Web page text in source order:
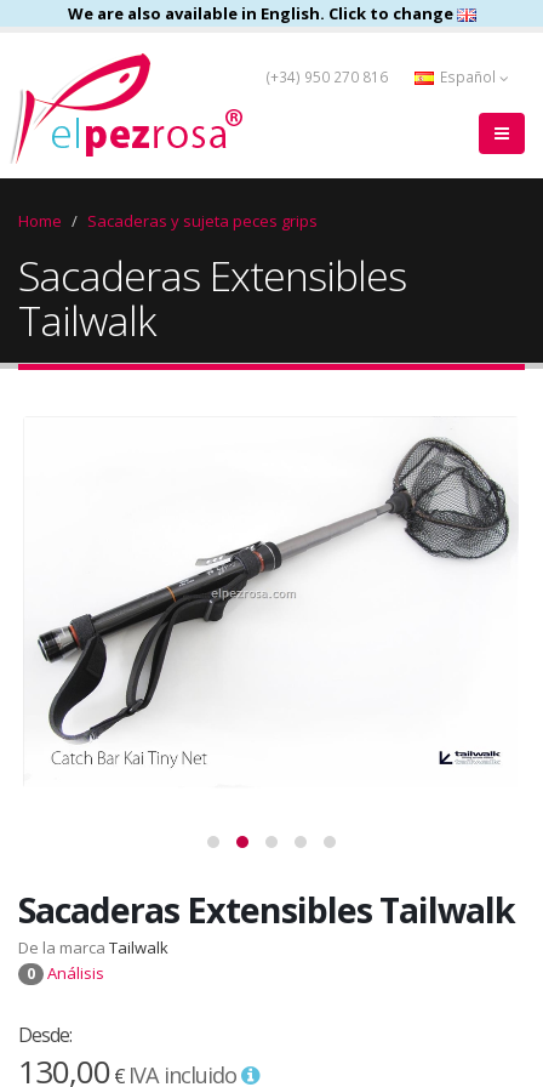
We are also available in English. Click to change
(+34) 950 270 816 Español
Home Sacaderas y sujeta peces grips
Sacaderas Extensibles
Tailwalk
Sacaderas Extensibles Tailwalk
De la marca Tailwalk
0 Análisis
Desde:
130,00€ IVA incluido